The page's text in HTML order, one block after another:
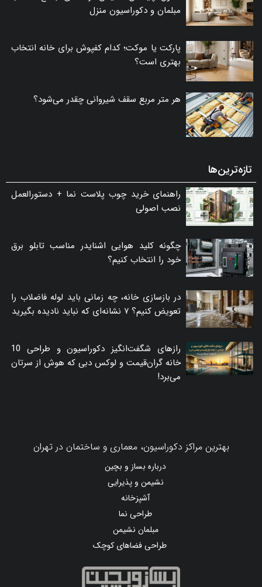
مبلمان و دکوراسیون منزل
پارکت یا موکت؛ کدام کفپوش برای خانه انتخاب
بهتری است؟
هر متر مربع سقف شیروانی چقدر می‌شود؟
تازه‌ترین‌ها
راهنمای خرید چوب پلاست نما + دستورالعمل
نصب اصولی
چگونه کلید هوایی اشنایدر مناسب تابلو برق
خود را انتخاب کنیم؟
در بازسازی خانه، چه زمانی باید لوله فاضلاب را
تعویض کنیم؟ ۷ نشانه‌ای که نباید نادیده بگیرید
رازهای شگفت‌انگیز دکوراسیون و طراحی 10
خانه گران‌قیمت و لوکس دبی که هوش از سرتان
می‌برد!
بهترین مراکز دکوراسیون، معماری و ساختمان در تهران
درباره بساز و بچین
نشیمن و پذیرایی
آشپزخانه
طراحی نما
مبلمان نشیمن
طراحی فضاهای کوچک